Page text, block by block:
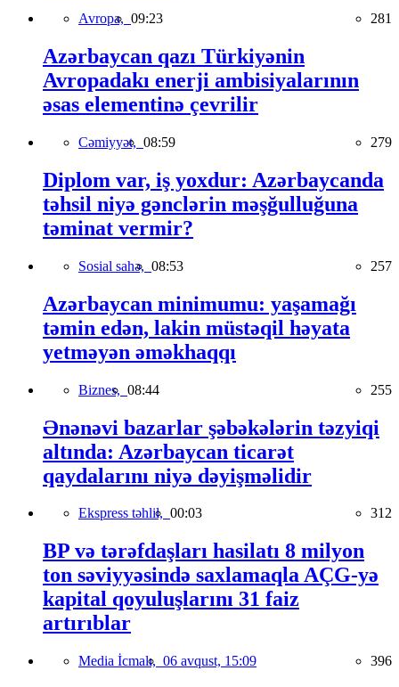
Avropa, 09:23 281
Azərbaycan qazı Türkiyənin
Avropadakı enerji ambisiyalarının
əsas elementinə çevrilir
Cəmiyyət, 08:59 279
Diplom var, iş yoxdur: Azərbaycanda
təhsil niyə gənclərin məşğulluğuna
təminat vermir?
Sosial sahə, 08:53 257
Azərbaycan minimumu: yaşamağı
təmin edən, lakin müstəqil həyata
yetməyən əməkhaqqı
Biznes, 08:44 255
Ənənəvi bazarlar şəbəkələrin təzyiqi
altında: Azərbaycan ticarət
qaydalarını niyə dəyişməlidir
Ekspress təhlil, 00:03 312
BP və tərəfdaşları hasilatı 8 milyon
ton səviyyəsində saxlamaqla AÇG-yə
kapital qoyuluşlarını 31 faiz
artırıblar
Media İcmalı, 06 avqust, 15:09 396